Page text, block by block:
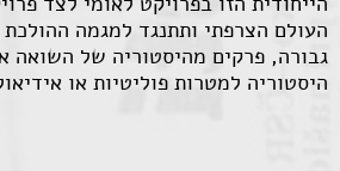
העולם הצרפתי ותתנגד למגמה
גבורה, פרקים מהיסטוריה של השואה
היסטוריה למטרות פוליטיות או